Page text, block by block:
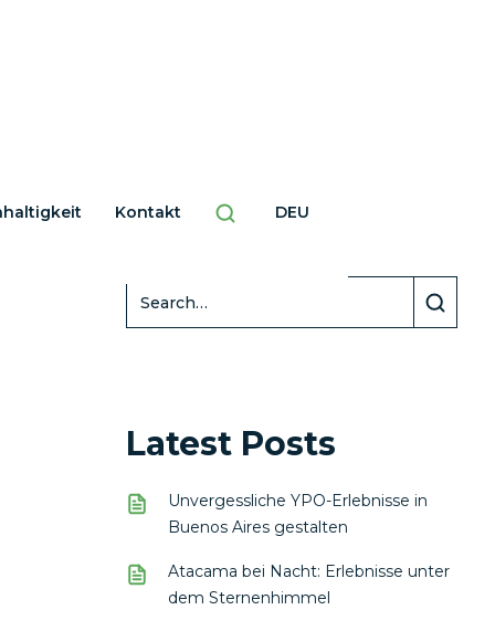
Kontakt DEU
Latest Posts
Unvergessliche YPO-Erlebnisse in
Buenos Aires gestalten
Atacama bei Nacht: Erlebnisse unter
dem Sternenhimmel